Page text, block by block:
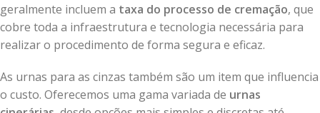
geralmente incluem a taxa do processo de cremação, que
cobre toda a infraestrutura e tecnologia necessária para
realizar o procedimento de forma segura e eficaz.
As urnas para as cinzas também são um item que influencia
o custo. Oferecemos uma gama variada de urnas